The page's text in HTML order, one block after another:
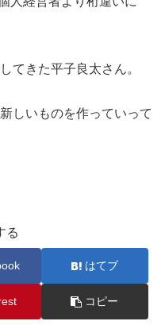
てきた平子良太さん。
しいものを作っていって
る
はてブ
コピー